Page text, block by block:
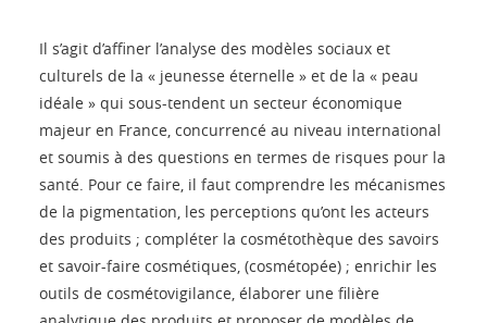
Il s’agit d’affiner l’analyse des modèles sociaux et
culturels de la « jeunesse éternelle » et de la « peau
idéale » qui sous-tendent un secteur économique
majeur en France, concurrencé au niveau international
et soumis à des questions en termes de risques pour la
santé. Pour ce faire, il faut comprendre les mécanismes
de la pigmentation, les perceptions qu’ont les acteurs
des produits ; compléter la cosmétothèque des savoirs
et savoir-faire cosmétiques, (cosmétopée) ; enrichir les
outils de cosmétovigilance, élaborer une filière